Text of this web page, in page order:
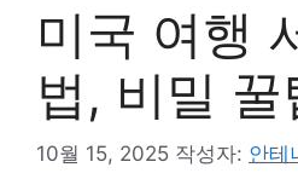
미국 여행
법, 비밀
10월 15, 2025 작성자: 안테